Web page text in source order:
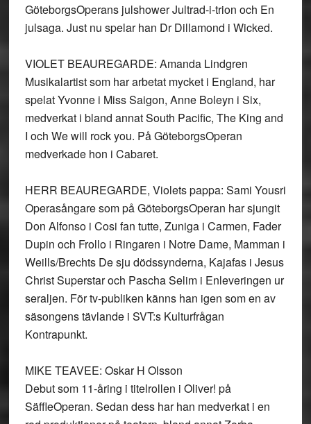
GöteborgsOperans julshower Jultrad-i-trion och En
julsaga. Just nu spelar han Dr Dillamond i Wicked.
VIOLET BEAUREGARDE: Amanda Lindgren
Musikalartist som har arbetat mycket i England, har
spelat Yvonne i Miss Saigon, Anne Boleyn i Six,
medverkat i bland annat South Pacific, The King and
I och We will rock you. På GöteborgsOperan
medverkade hon i Cabaret.
HERR BEAUREGARDE, Violets pappa: Sami Yousri
Operasångare som på GöteborgsOperan har sjungit
Don Alfonso i Cosi fan tutte, Zuniga i Carmen, Fader
Dupin och Frollo i Ringaren i Notre Dame, Mamman i
Weills/Brechts De sju dödssynderna, Kajafas i Jesus
Christ Superstar och Pascha Selim i Enleveringen ur
seraljen. För tv-publiken känns han igen som en av
säsongens tävlande i SVT:s Kulturfrågan
Kontrapunkt.
MIKE TEAVEE: Oskar H Olsson
Debut som 11-åring i titelrollen i Oliver! på
SäffleOperan. Sedan dess har han medverkat i en